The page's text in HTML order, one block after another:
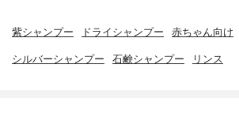
紫シャンプー ドライシャンプー 赤ちゃん向け
シルバーシャンプー 石鹸シャンプー リンス